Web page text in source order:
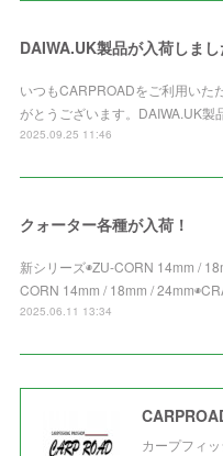
DAIWA.UK製品が入荷しまし
いつもCARPROADをご利用いた
がとうございます。DAIWA.UK
2025.09.25 11:46
クォーター各種が入荷！
新シリーズ◉ZU-CORN 14mm /
CORN 14mm / 18mm /
2025.06.11 13:34
カープフィ